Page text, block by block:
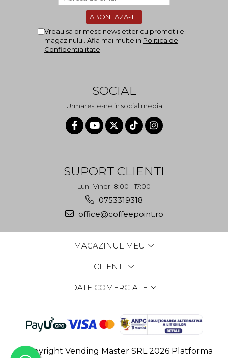
Vreau sa primesc newsletter cu promotiile
magazinului. Afla mai multe in Politica de
Confidentialitate
SOCIAL
Urmareste-ne in social media
SUPORT CLIENTI
Luni-Vineri 8:00 - 17:00
0753319318
office@coffeepoint.ro
MAGAZINUL MEU
CLIENTI
DATE COMERCIALE
©Copyright Vending Master SRL 2026 Platforma